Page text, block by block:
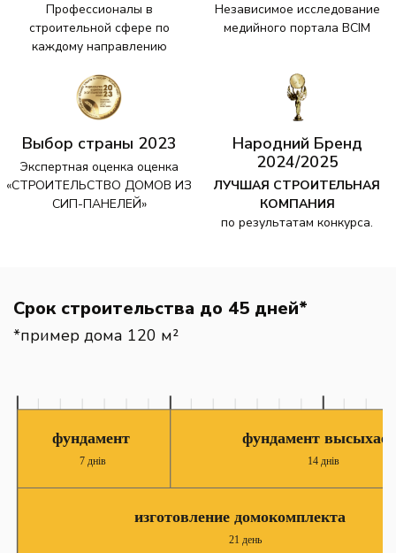
Профессионалы в
строительной сфере по
каждому направлению
Независимое исследование
медийного портала ВСІМ
Выбор страны 2023
Экспертная оценка оценка
«СТРОИТЕЛЬСТВО ДОМОВ ИЗ
СИП-ПАНЕЛЕЙ»
Народний Бренд
2024/2025
ЛУЧШАЯ СТРОИТЕЛЬНАЯ
КОМПАНИЯ
по результатам конкурса.
Срок строительства до 45 дней*
*пример дома 120 м²